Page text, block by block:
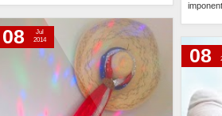
08
Jul
2014
08